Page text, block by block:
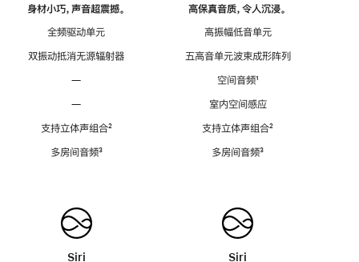
身材小巧，声音超震撼。
全频驱动单元
双振动抵消无源辐射器
—
—
支持立体声组合脚
²
多房间音频脚
³
Siri
高保真音质，令人沉浸。
高振幅低音单元
五高音单元波束成形阵列
空间音频脚
¹
室内空间感应
支持立体声组合脚
²
多房间音频脚
³
Siri